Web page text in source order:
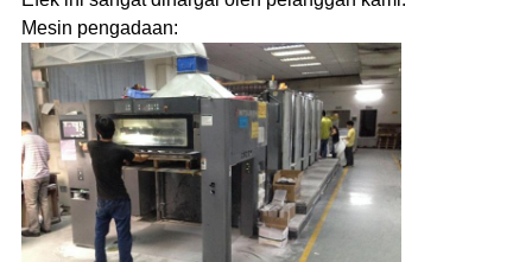
Mesin pengadaan: